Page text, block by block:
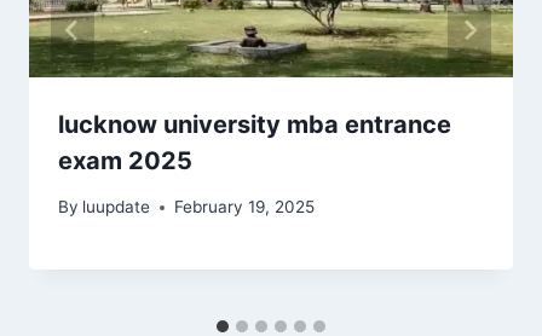
lucknow university mba entrance
exam 2025
By luupdate February 19, 2025